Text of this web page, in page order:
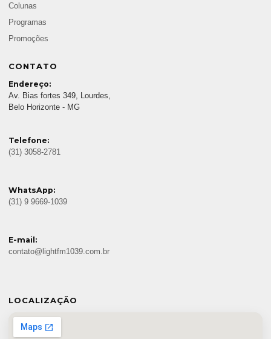
Colunas
Programas
Promoções
CONTATO
Endereço:
Av. Bias fortes 349, Lourdes,
Belo Horizonte - MG
Telefone:
(31) 3058-2781
WhatsApp:
(31) 9 9669-1039
E-mail:
contato@lightfm1039.com.br
LOCALIZAÇÃO